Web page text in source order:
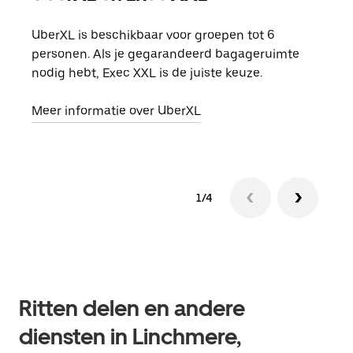
UberXL is beschikbaar voor groepen tot 6
personen. Als je gegarandeerd bagageruimte
nodig hebt, Exec XXL is de juiste keuze.
Meer informatie over UberXL
1/4
Ritten delen en andere
diensten in Linchmere,